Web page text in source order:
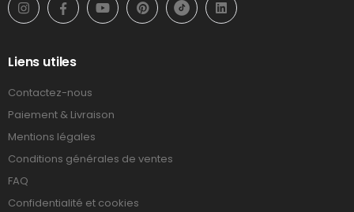
Liens utiles
Contactez-nous
Paiement & Livraison
Mentions légales
Conditions générales de ventes
FAQ
Confidentialité et cookies